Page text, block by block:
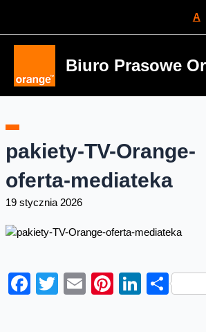
A
Biuro Prasowe
pakiety-TV-Orange-
oferta-mediateka
19 stycznia 2026
Facebook
Twitter
EmailPinterest